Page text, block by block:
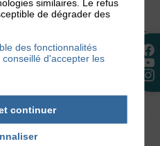
2023
similaires. Le refus
de dégrader des
des fonctionnalités
d'accepter les
continuer